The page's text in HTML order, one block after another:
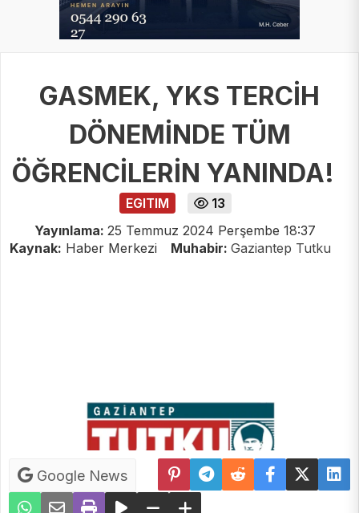
GASMEK, YKS TERCİH
DÖNEMİNDE TÜM
ÖĞRENCİLERİN YANINDA!
EGITIM
13
Yayınlama: 25 Temmuz 2024 Perşembe 18:37
Kaynak: Haber Merkezi Muhabir: Gaziantep Tutku
Google News